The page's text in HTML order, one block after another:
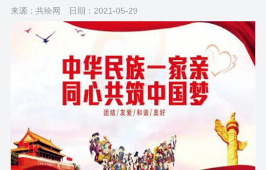
来源：共绘网 日期：2021-05-29